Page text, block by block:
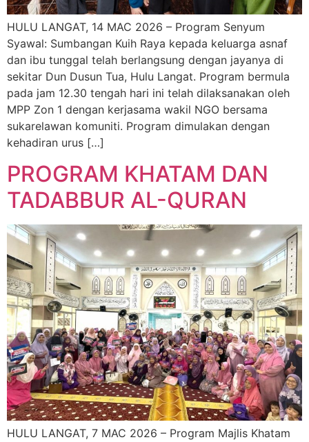
HULU LANGAT, 14 MAC 2026 – Program Senyum
Syawal: Sumbangan Kuih Raya kepada keluarga asnaf
dan ibu tunggal telah berlangsung dengan jayanya di
sekitar Dun Dusun Tua, Hulu Langat. Program bermula
pada jam 12.30 tengah hari ini telah dilaksanakan oleh
MPP Zon 1 dengan kerjasama wakil NGO bersama
sukarelawan komuniti. Program dimulakan dengan
kehadiran urus […]
PROGRAM KHATAM DAN
TADABBUR AL-QURAN
HULU LANGAT, 7 MAC 2026 – Program Majlis Khatam